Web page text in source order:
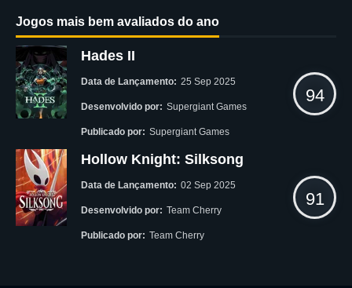
Jogos mais bem avaliados do ano
Hades II
Data de Lançamento: 25 Sep 2025
Desenvolvido por: Supergiant Games
Publicado por: Supergiant Games
94
Hollow Knight: Silksong
Data de Lançamento: 02 Sep 2025
Desenvolvido por: Team Cherry
Publicado por: Team Cherry
91